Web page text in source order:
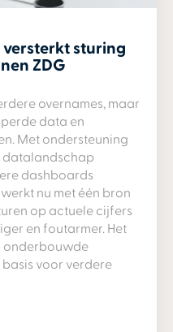
sturing
ZDG
overnames, maar
data en
Met ondersteuning
datalandschap
dashboards
nu met één bron
op actuele cijfers
en foutarmer. Het
onderbouwde
basis voor verdere